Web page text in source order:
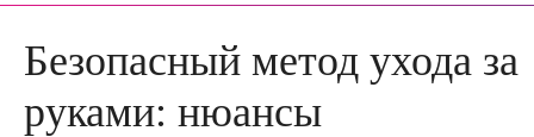
Безопасный метод ухода за
руками: нюансы